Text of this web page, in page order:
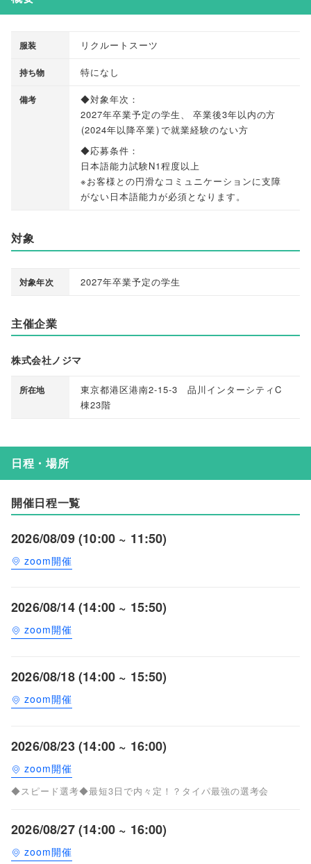
服装 リクルートスーツ
持ち物 特になし
備考
◆対象年次：
2027年卒業予定の学生
卒業後3年以内の方
(2024年以降卒業)で就業経験のない方
◆応募条件：
日本語能力試験N1程度以上
※お客様との円滑なコミュニケーションに支障
がない日本語能力が必須となります 。
対象
対象年次 2027年卒業予定の学生
主催企業
株式会社ノジマ
所在地
東京都港区港南2-15-3 品川インターシティC
棟23階
日程・場所
開催日程一覧
2026/08/09 (10:00 ~ 11:50)
zoom開催
2026/08/14 (14:00 ~ 15:50)
zoom開催
2026/08/18 (14:00 ~ 15:50)
zoom開催
2026/08/23 (14:00 ~ 16:00)
zoom開催
◆スピード選考◆最短3日で内々定！？タイパ最強の選考会
2026/08/27 (14:00 ~ 16:00)
zoom開催